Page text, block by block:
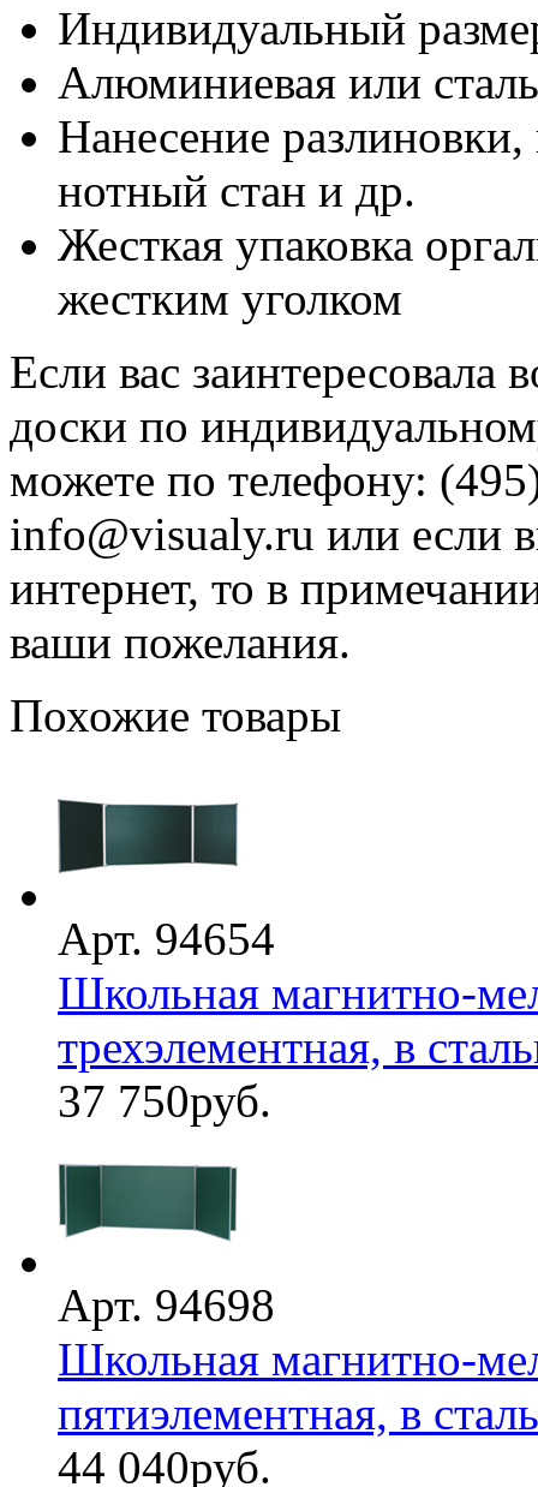
Индивидуальный
Алюминиевая или
Нанесение
нотный стан и др.
Жесткая упаковка
жестким уголком
Если вас заинтересовала
доски по
можете по телефону:
info@visualy.ru или если
интернет, то в
ваши пожелания.
Похожие товары
Арт. 94654
Школьная магнитно-
трехэлементная, в
37 750руб.
Арт. 94698
Школьная магнитно-
пятиэлементная, в
44 040руб.